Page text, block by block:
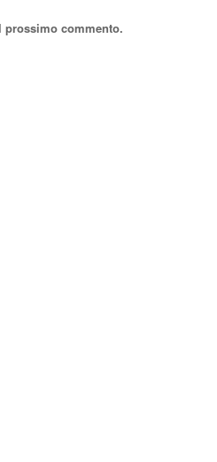
commento.